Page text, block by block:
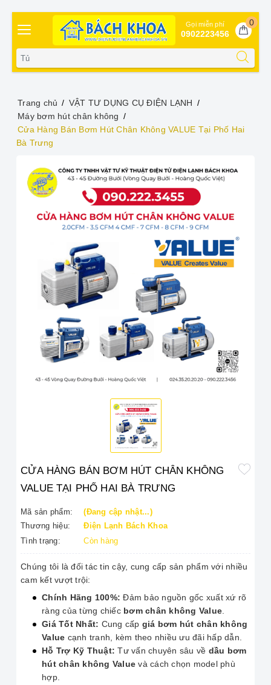
0
Gọi miễn phí
0902223456
Trang chủ
VẬT TƯ DỤNG CỤ ĐIỆN LẠNH
Máy bơm hút chân không
Cửa Hàng Bán Bơm Hút Chân Không VALUE Tại Phố Hai
Bà Trưng
CỬA HÀNG BÁN BƠM HÚT CHÂN KHÔNG
VALUE TẠI PHỐ HAI BÀ TRƯNG
Mã sản phẩm:
(Đang cập nhật...)
Thương hiệu:
Điện Lạnh Bách Khoa
Tình trạng:
Còn hàng
Chúng tôi là đối tác tin cậy, cung cấp sản phẩm với nhiều
cam kết vượt trội:
Chính Hãng 100%: Đảm bảo nguồn gốc xuất xứ rõ
ràng của từng chiếc bơm chân không Value
Giá Tốt Nhất: Cung cấp giá bơm hút chân không
Value cạnh tranh, kèm theo nhiều ưu đãi hấp dẫn.
Hỗ Trợ Kỹ Thuật: Tư vấn chuyên sâu về dầu bơm
hút chân không Value và cách chọn model phù
hợp.